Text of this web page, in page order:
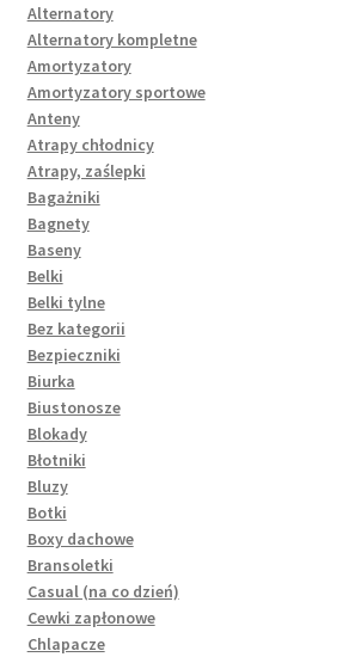
Alternatory
Alternatory kompletne
Amortyzatory
Amortyzatory sportowe
Anteny
Atrapy chłodnicy
Atrapy, zaślepki
Bagażniki
Bagnety
Baseny
Belki
Belki tylne
Bez kategorii
Bezpieczniki
Biurka
Biustonosze
Blokady
Błotniki
Bluzy
Botki
Boxy dachowe
Bransoletki
Casual (na co dzień)
Cewki zapłonowe
Chlapacze